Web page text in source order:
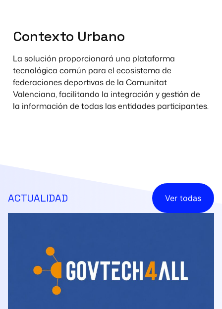
Contexto Urbano
La solución proporcionará una plataforma
tecnológica común para el ecosistema de
federaciones deportivas de la Comunitat
Valenciana, facilitando la integración y gestión de
la información de todas las entidades participantes.
ACTUALIDAD Ver todas